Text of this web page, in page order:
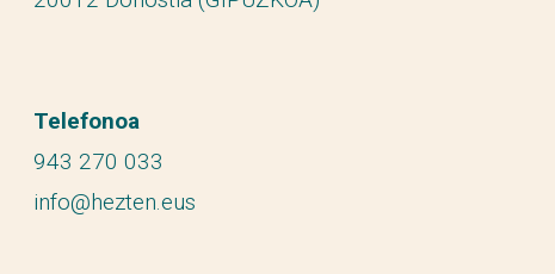
Telefonoa
943 270 033
info@hezten.eus